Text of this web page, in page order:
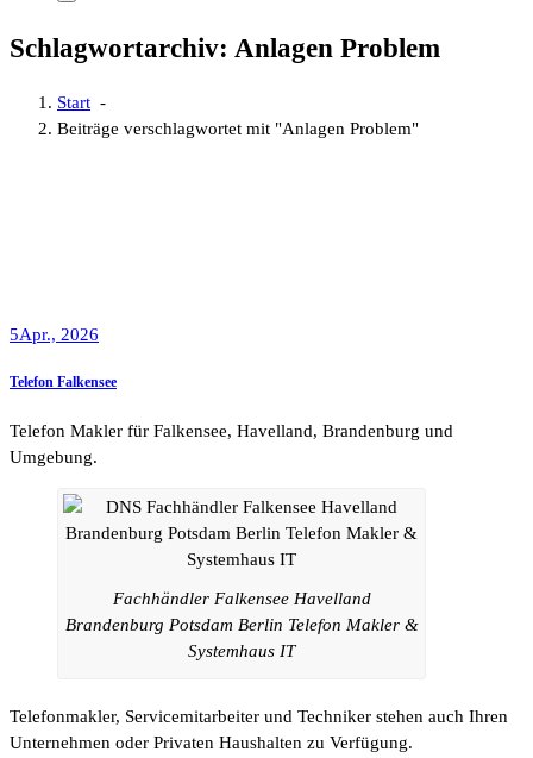
Schlagwortarchiv: Anlagen Problem
Start -
Beiträge verschlagwortet mit "Anlagen Problem"
5Apr., 2026
Telefon Falkensee
Telefon Makler für Falkensee, Havelland, Brandenburg und
Umgebung.
Fachhändler Falkensee Havelland
Brandenburg Potsdam Berlin Telefon Makler &
Systemhaus IT
Telefonmakler, Servicemitarbeiter und Techniker stehen auch Ihren
Unternehmen oder Privaten Haushalten zu Verfügung.